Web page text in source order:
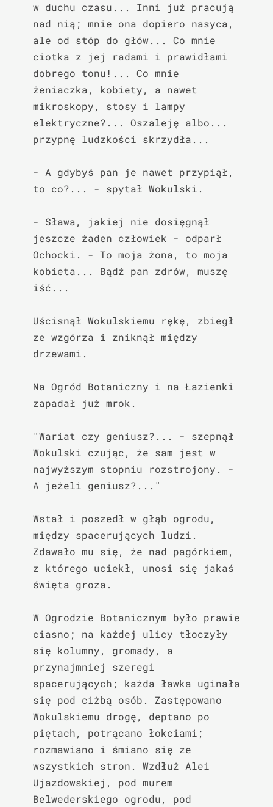
w duchu czasu... Inni już pracują
nad nią; mnie ona dopiero nasyca,
ale od stóp do głów... Co mnie
ciotka z jej radami i prawidłami
dobrego tonu!... Co mnie
żeniaczka, kobiety, a nawet
mikroskopy, stosy i lampy
elektryczne?... Oszaleję albo...
przypnę ludzkości skrzydła...
- A gdybyś pan je nawet przypiął,
to co?... - spytał Wokulski.
- Sława, jakiej nie dosięgnął
jeszcze żaden człowiek - odparł
Ochocki. - To moja żona, to moja
kobieta... Bądź pan zdrów, muszę
iść...
Uścisnął Wokulskiemu rękę, zbiegł
ze wzgórza i zniknął między
drzewami.
Na Ogród Botaniczny i na Łazienki
zapadał już mrok.
"Wariat czy geniusz?... - szepnął
Wokulski czując, że sam jest w
najwyższym stopniu rozstrojony. -
A jeżeli geniusz?..."
Wstał i poszedł w głąb ogrodu,
między spacerujących ludzi.
Zdawało mu się, że nad pagórkiem,
z którego uciekł, unosi się jakaś
święta groza.
W Ogrodzie Botanicznym było prawie
ciasno; na każdej ulicy tłoczyły
się kolumny, gromady, a
przynajmniej szeregi
spacerujących; każda ławka uginała
się pod ciżbą osób. Zastępowano
Wokulskiemu drogę, deptano po
piętach, potrącano łokciami;
rozmawiano i śmiano się ze
wszystkich stron. Wzdłuż Alei
Ujazdowskiej, pod murem
Belwederskiego ogrodu, pod